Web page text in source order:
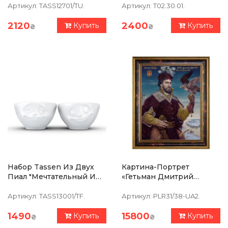
Фарфор
Артикул: TASS12701/TU.
2120₴ Купить
Артикул: T02.30.01.
2400₴ Купить
Набор Tassen Из Двух
Пиал "Мечтательный И
Фарфор
Артикул: TASS13001/TF.
1490₴ Купить
Картина-Портрет
«Гетьман Дмитрий
Артикул: PLR31/38-UA2.
15800₴ Купить